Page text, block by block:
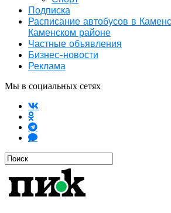
Подписка
Расписание автобусов в
Каменском районе
Частные объявления
Бизнес-новости
Реклама
Мы в социальных сетях